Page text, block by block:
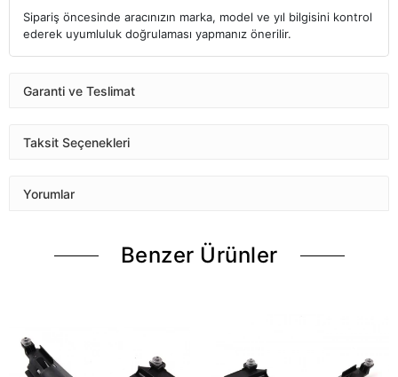
Sipariş öncesinde aracınızın marka, model ve yıl bilgisini kontrol
ederek uyumluluk doğrulaması yapmanız önerilir.
Garanti ve Teslimat
Taksit Seçenekleri
Yorumlar
Benzer Ürünler